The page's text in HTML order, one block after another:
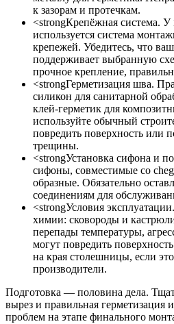
к зазорам и протечкам.
<strongКрепёжная система.
используется система
крепежей. Убедитесь, что
поддерживает выбранную
прочное крепление,
<strongГерметизация шва.
силикон для санитарной
клей-герметик для
используйте обычный
повредить поверхность или
трещины.
<strongУстановка сифона и
сифоны, совместимые со
образные. Обязательно
соединениям для
<strongУсловия
химии: сковороды и
перепады температуры,
могут повредить
на края столешницы, если
производители.
Подготовка — половина дела.
вырез и правильная герметизация
проблем на этапе финального